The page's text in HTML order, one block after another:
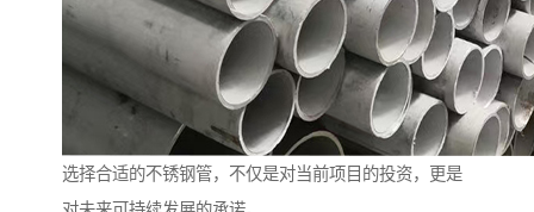
选择合适的不锈钢管，不仅是对当前项目的投资，更是